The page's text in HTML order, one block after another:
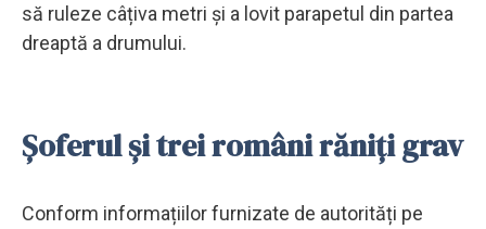
să ruleze câțiva metri și a lovit parapetul din partea
dreaptă a drumului.
Șoferul și trei români răniți grav
Conform informațiilor furnizate de autorități pe